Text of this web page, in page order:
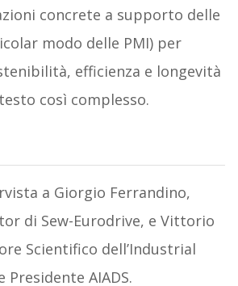
concrete a supporto delle
modo delle PMI) per
efficienza e longevità
così complesso.
a Giorgio Ferrandino,
di Sew-Eurodrive, e Vittorio
Scientifico dell’Industrial
Presidente AIADS.